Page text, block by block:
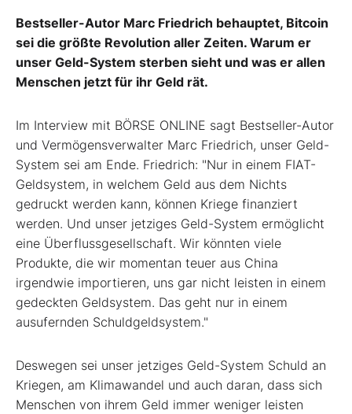
Bestseller-Autor Marc Friedrich behauptet, Bitcoin
sei die größte Revolution aller Zeiten. Warum er
unser Geld-System sterben sieht und was er allen
Menschen jetzt für ihr Geld rät.
Im Interview mit BÖRSE ONLINE sagt Bestseller-Autor
und Vermögensverwalter Marc Friedrich, unser Geld-
System sei am Ende. Friedrich: "Nur in einem FIAT-
Geldsystem, in welchem Geld aus dem Nichts
gedruckt werden kann, können Kriege finanziert
werden. Und unser jetziges Geld-System ermöglicht
eine Überflussgesellschaft. Wir könnten viele
Produkte, die wir momentan teuer aus China
irgendwie importieren, uns gar nicht leisten in einem
gedeckten Geldsystem. Das geht nur in einem
ausufernden Schuldgeldsystem."
Deswegen sei unser jetziges Geld-System Schuld an
Kriegen, am Klimawandel und auch daran, dass sich
Menschen von ihrem Geld immer weniger leisten